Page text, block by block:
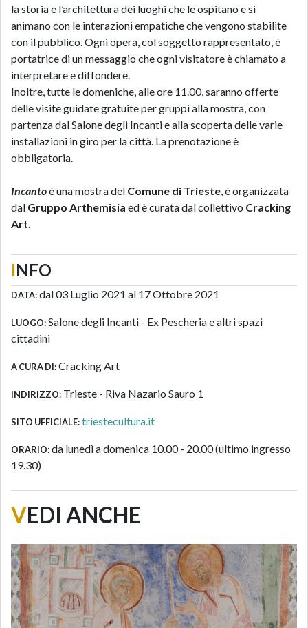
la storia e l’architettura dei luoghi che le ospitano e si
animano con le interazioni empatiche che vengono stabilite
con il pubblico. Ogni opera, col soggetto rappresentato, è
portatrice di un messaggio che ogni visitatore è chiamato a
interpretare e diffondere.
Inoltre, tutte le domeniche, alle ore 11.00, saranno offerte
delle visite guidate gratuite per gruppi alla mostra, con
partenza dal Salone degli Incanti e alla scoperta delle varie
installazioni in giro per la città. La prenotazione è
obbligatoria.
Incantoè una mostra del Comune di Trieste, è organizzata
dal Gruppo Arthemisia ed è curata dal collettivo Cracking
Art.
INFO
DATA:dal 03 Luglio 2021 al 17 Ottobre 2021
LUOGO:Salone degli Incanti - Ex Pescheria e altri spazi
cittadini
A CURA DI:Cracking Art
INDIRIZZO: Trieste - Riva Nazario Sauro 1
SITO UFFICIALE:triestecultura.it
ORARIO:da lunedì a domenica 10.00 - 20.00 (ultimo ingresso
19.30)
VEDI ANCHE